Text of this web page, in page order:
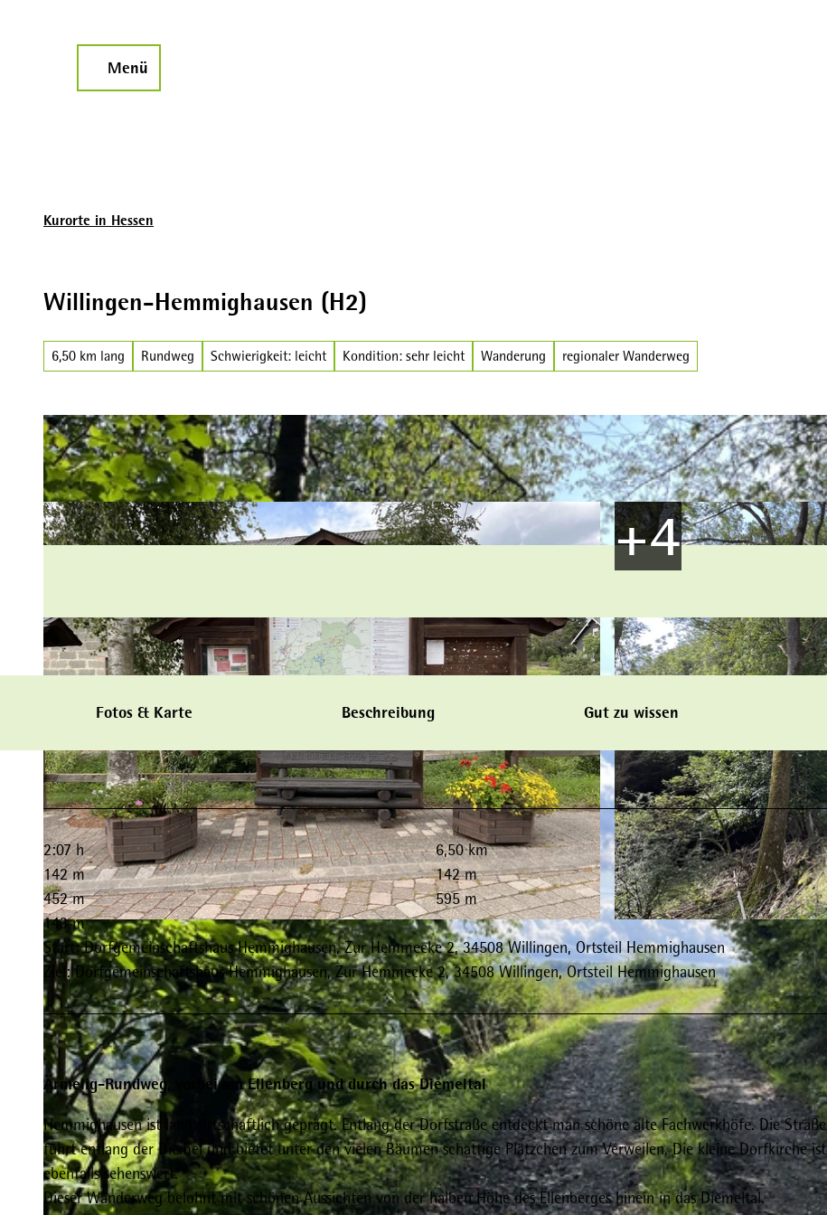
Menü
Kurorte in Hessen
Willingen-Hemmighausen (H2)
6,50 km lang Rundweg Schwierigkeit: leicht Kondition: sehr leicht Wanderung regionaler Wanderweg
© Sophia Beyer, Tourist-Information Willingen |CC-BY-SA © Sophia Beyer, Tourist-Information Willingen | CC-BY-SA
Fotos & Karte Beschreibung Gut zu wissen
2:07 h
6,50 km
142 m
142 m
452 m
595 m
143 m
Start: Dorfgemeinschaftshaus Hemmighausen, Zur Hemmecke 2, 34508 Willingen, Ortsteil Hemmighausen
Ziel: Dorfgemeinschaftshaus Hemmighausen, Zur Hemmecke 2, 34508 Willingen, Ortsteil Hemmighausen
Ärmelig-Rundweg, vorbei am Ellenberg und durch das Diemeltal
Hemmighausen ist landwirtschaftlich geprägt. Entlang der Dorfstraße entdeckt man schöne alte Fachwerkhöfe. Die Straße
führt entlang der Diemel und bietet unter den vielen Bäumen schattige Plätzchen zum Verweilen. Die kleine Dorfkirche ist
ebenfalls sehenswert.
Dieser Wanderweg belohnt mit schönen Aussichten von der halben Höhe des Ellenberges hinein in das Diemeltal.